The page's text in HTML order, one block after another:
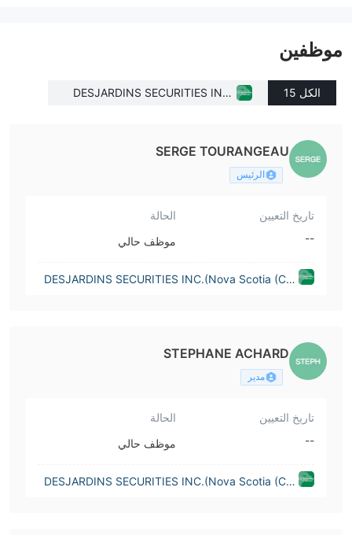
موظفين
الكل 15
DESJARDINS SECURITIES INC.
SERGE TOURANGEAU
الرئيس
تاريخ التعيين
--
الحالة
موظف حالي
DESJARDINS SECURITIES INC.(Nova Scotia (Can
STEPHANE ACHARD
مدير
تاريخ التعيين
--
الحالة
موظف حالي
DESJARDINS SECURITIES INC.(Nova Scotia (Can